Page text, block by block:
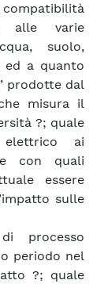
compatibilità
alle varie
suolo,
ed a quanto
prodotte dal
misura il
?; quale
ai
con quali
essere
sulle
processo
periodo nel
?; quale